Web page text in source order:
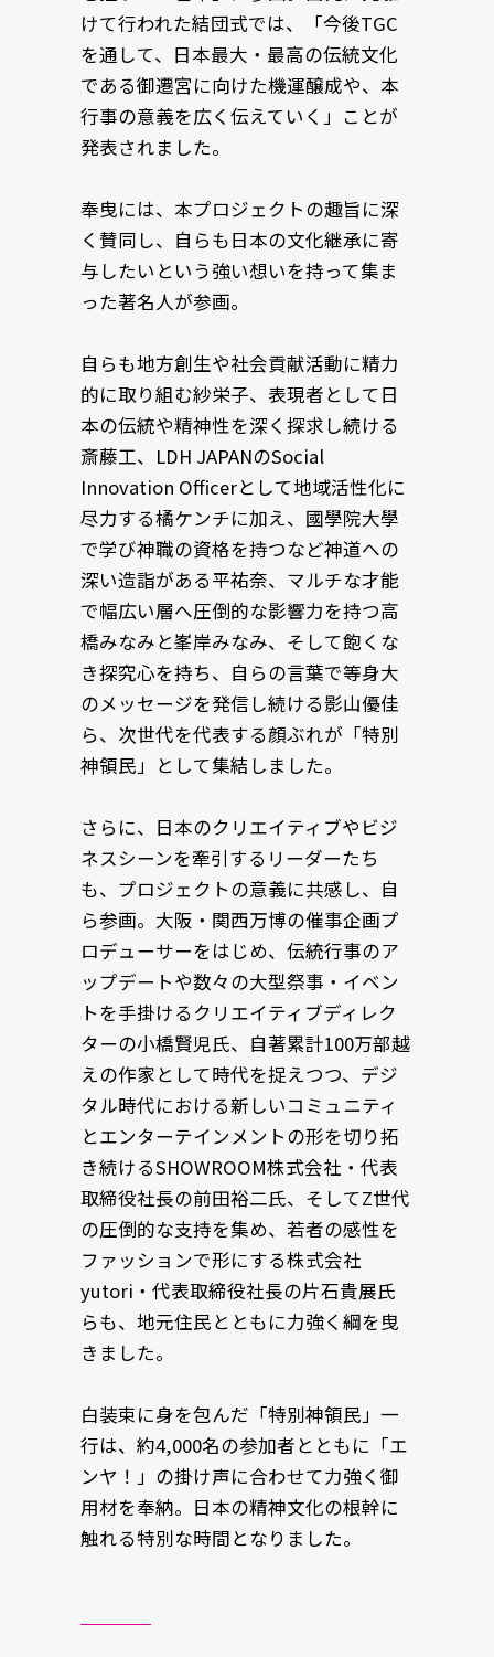
けて行われた結団式では、「今後TGC
を通して、日本最大・最高の伝統文化
である御遷宮に向けた機運醸成や、本
行事の意義を広く伝えていく」ことが
発表されました。
奉曳には、本プロジェクトの趣旨に深
く賛同し、自らも日本の文化継承に寄
与したいという強い想いを持って集ま
った著名人が参画。
自らも地方創生や社会貢献活動に精力
的に取り組む紗栄子、表現者として日
本の伝統や精神性を深く探求し続ける
斎藤工、LDH JAPANのSocial
Innovation Officerとして地域活性化に
尽力する橘ケンチに加え、國學院大學
で学び神職の資格を持つなど神道への
深い造詣がある平祐奈、マルチな才能
で幅広い層へ圧倒的な影響力を持つ高
橋みなみと峯岸みなみ、そして飽くな
き探究心を持ち、自らの言葉で等身大
のメッセージを発信し続ける影山優佳
ら、次世代を代表する顔ぶれが「特別
神領民」として集結しました。
さらに、日本のクリエイティブやビジ
ネスシーンを牽引するリーダーたち
も、プロジェクトの意義に共感し、自
ら参画。大阪・関西万博の催事企画プ
ロデューサーをはじめ、伝統行事のア
ップデートや数々の大型祭事・イベン
トを手掛けるクリエイティブディレク
ターの小橋賢児氏、自著累計100万部越
えの作家として時代を捉えつつ、デジ
タル時代における新しいコミュニティ
とエンターテインメントの形を切り拓
き続けるSHOWROOM株式会社・代表
取締役社長の前田裕二氏、そしてZ世代
の圧倒的な支持を集め、若者の感性を
ファッションで形にする株式会社
yutori・代表取締役社長の片石貴展氏
らも、地元住民とともに力強く綱を曳
きました。
白装束に身を包んだ「特別神領民」一
行は、約4,000名の参加者とともに「エ
ンヤ！」の掛け声に合わせて力強く御
用材を奉納。日本の精神文化の根幹に
触れる特別な時間となりました。